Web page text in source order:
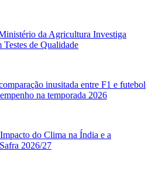
da Agricultura Investiga
Testes de Qualidade
inusitada entre F1 e futebol
na temporada 2026
do Clima na Índia e a
2026/27